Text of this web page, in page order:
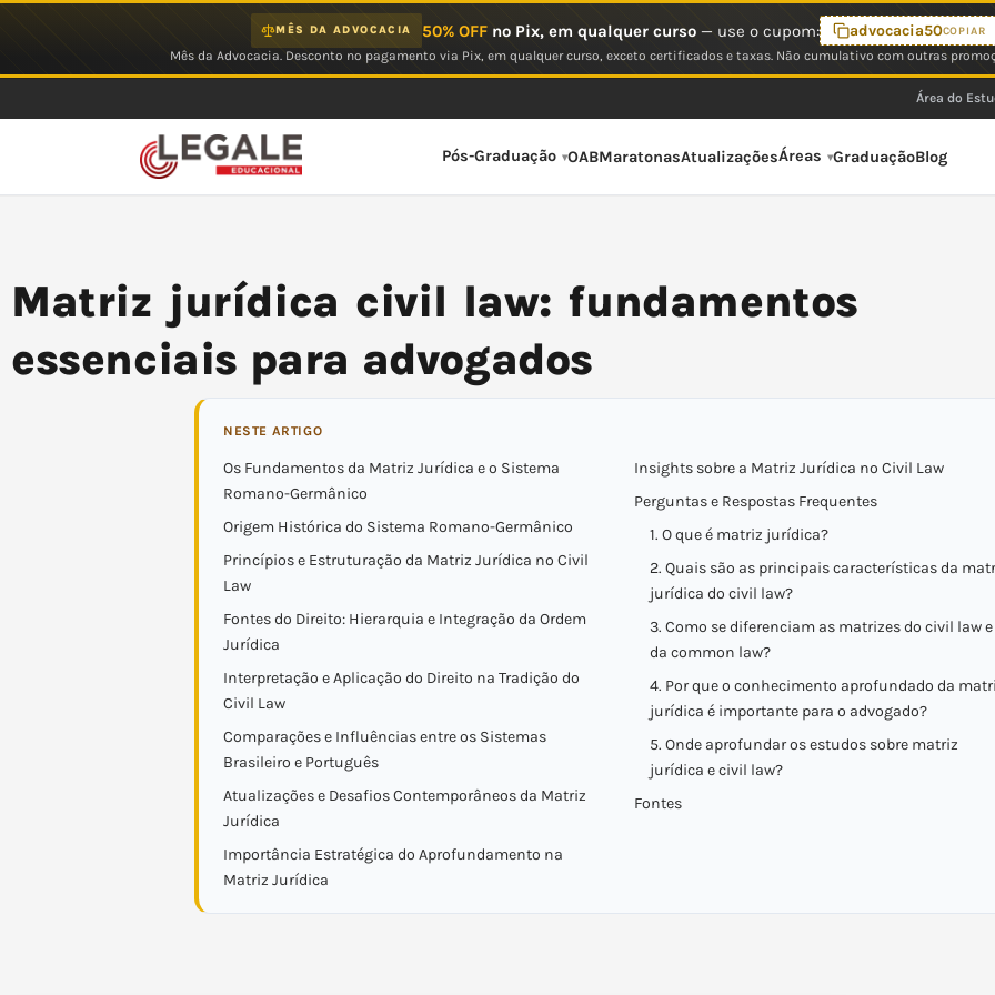
MÊS DA ADVOCACIA 50% OFFno Pix, em qualquer curso— use o cupom: advocacia50COPIAR
Mês da Advocacia. Desconto no pagamento via Pix, em qualquer curso, exceto certificados e taxas. Não cumulativo com outras
Área do
Pós-Graduação OABMaratonasAtualizaçõesÁreas GraduaçãoBlog
Matriz jurídica civil law: fundamentos
essenciais para advogados
NESTE ARTIGO
Os Fundamentos da Matriz Jurídica e o Sistema
Romano-Germânico
Origem Histórica do Sistema Romano-Germânico
Princípios e Estruturação da Matriz Jurídica no Civil
Law
Fontes do Direito: Hierarquia e Integração da Ordem
Jurídica
Interpretação e Aplicação do Direito na Tradição do
Civil Law
Comparações e Influências entre os Sistemas
Brasileiro e Português
Atualizações e Desafios Contemporâneos da Matriz
Jurídica
Importância Estratégica do Aprofundamento na
Matriz Jurídica
Insights sobre a Matriz Jurídica no Civil Law
Perguntas e Respostas Frequentes
1. O que é matriz jurídica?
2. Quais são as principais características da
jurídica do civil law?
3. Como se diferenciam as matrizes do civil law e
da common law?
4. Por que o conhecimento aprofundado da
jurídica é importante para o advogado?
5. Onde aprofundar os estudos sobre matriz
jurídica e civil law?
Fontes